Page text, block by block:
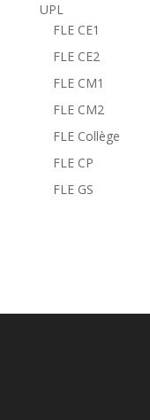
UPL
FLE CE1
FLE CE2
FLE CM1
FLE CM2
FLE Collège
FLE CP
FLE GS